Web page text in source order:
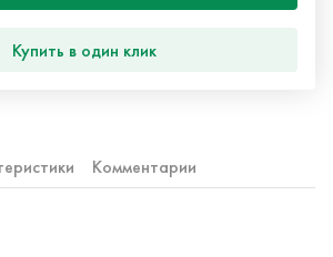
Купить в один клик
Комментарии